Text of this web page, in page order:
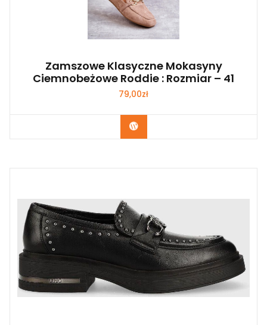
Zamszowe Klasyczne Mokasyny
Ciemnobeżowe Roddie : Rozmiar – 41
79,00zł
Kup Teraz